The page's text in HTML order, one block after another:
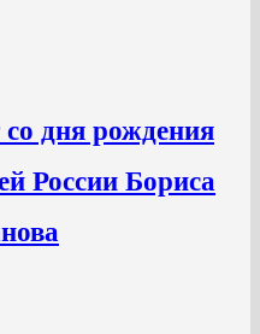
со дня рождения
России Бориса